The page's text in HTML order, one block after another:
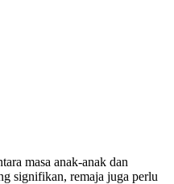
masa anak-anak dan
signifikan, remaja juga perlu